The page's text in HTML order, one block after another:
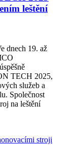
leštění
dnech 19. až
TECH 2025,
služeb a
Společnost
na leštění